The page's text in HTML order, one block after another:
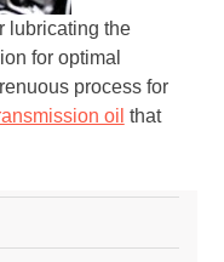
lubricating the
for optimal
process for
oil that